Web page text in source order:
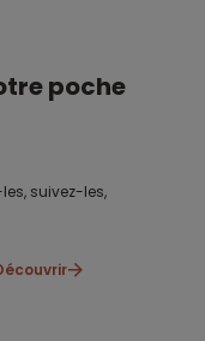
poche
suivez-les,